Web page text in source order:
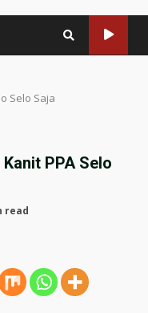
Selo Saja
Kanit PPA Selo
read